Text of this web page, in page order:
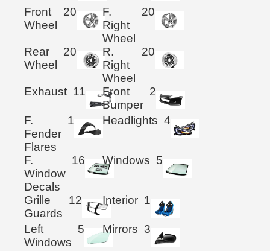
Front
Wheel
20
F.
Right
Wheel
20
Rear
Wheel
20
R.
Right
Wheel
20
Exhaust 11
Front
Bumper
2
F.
Fender
Flares
1 Headlights 4
F.
Window
Decals
16 Windows 5
Grille
Guards
12 Interior 1
Left
Windows
5 Mirrors 3